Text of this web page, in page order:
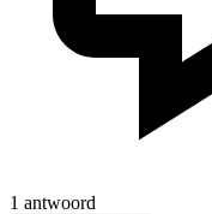
1 antwoord